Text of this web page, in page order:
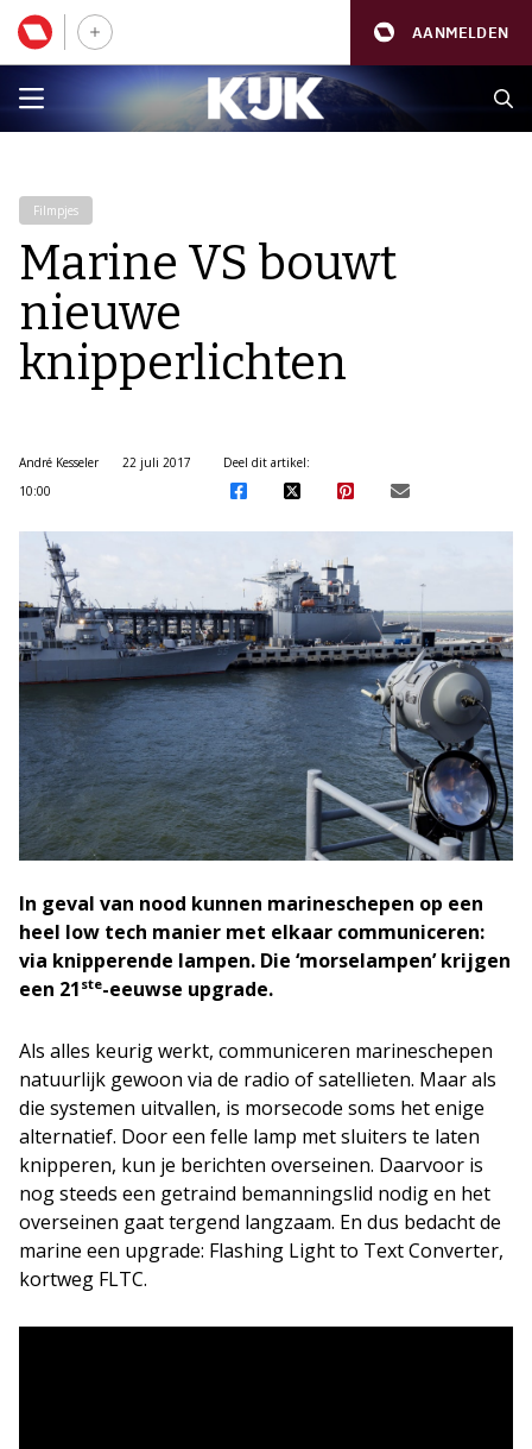
AANMELDEN
Filmpjes
Marine VS bouwt
nieuwe
knipperlichten
André Kesseler
22 juli 2017
10:00
Deel dit artikel:
In geval van nood kunnen marineschepen op een
heel low tech manier met elkaar communiceren:
via knipperende lampen. Die ‘morselampen’ krijgen
een 21 ste-eeuwse upgrade.
Als alles keurig werkt, communiceren marineschepen
natuurlijk gewoon via de radio of satellieten. Maar als
die systemen uitvallen, is morsecode soms het enige
alternatief. Door een felle lamp met sluiters te laten
knipperen, kun je berichten overseinen. Daarvoor is
nog steeds een getraind bemanningslid nodig en het
overseinen gaat tergend langzaam. En dus bedacht de
marine een upgrade: Flashing Light to Text Converter,
kortweg FLTC.